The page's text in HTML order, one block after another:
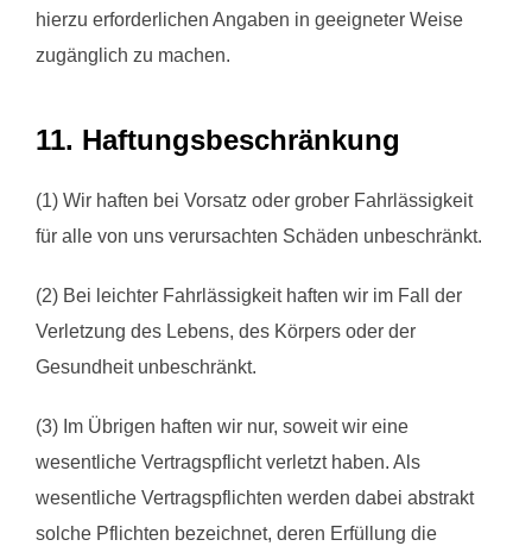
hierzu erforderlichen Angaben in geeigneter Weise
zugänglich zu machen.
11. Haftungsbeschränkung
(1) Wir haften bei Vorsatz oder grober Fahrlässigkeit
für alle von uns verursachten Schäden unbeschränkt.
(2) Bei leichter Fahrlässigkeit haften wir im Fall der
Verletzung des Lebens, des Körpers oder der
Gesundheit unbeschränkt.
(3) Im Übrigen haften wir nur, soweit wir eine
wesentliche Vertragspflicht verletzt haben. Als
wesentliche Vertragspflichten werden dabei abstrakt
solche Pflichten bezeichnet, deren Erfüllung die